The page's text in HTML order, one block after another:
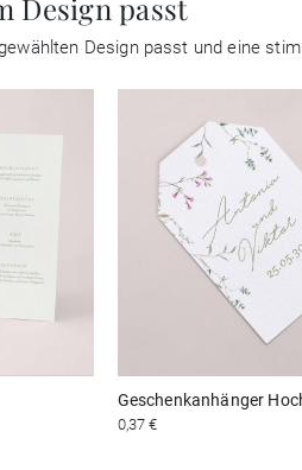
Design passt
Design passt und eine
Geschenkanhänger
0,37 €